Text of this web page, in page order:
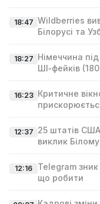
18:47 Wildberries
Білорусі та
18:27 Німеччина
ШІ‑фейків
16:23 Критичне
12:37 25 штатів
виклик
12:16
Telegram
що робити